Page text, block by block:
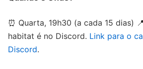
⏰ Quarta, 19h30 (a cada 15 dias)
habitat é no Discord. Link para o
Discord.